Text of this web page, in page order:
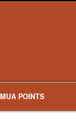
MUA POINTS